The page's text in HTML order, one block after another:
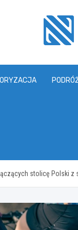
stolicę Polski z